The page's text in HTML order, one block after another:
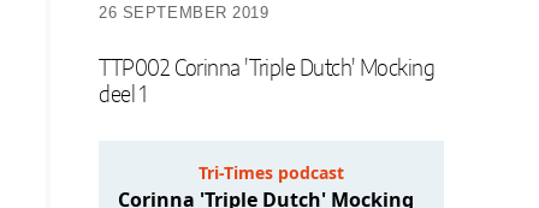
26 SEPTEMBER 2019
TTP002 Corinna 'Triple Dutch' Mocking
deel 1